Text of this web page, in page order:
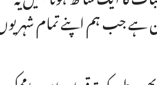
جب ہم اپنے تمام شہریوں